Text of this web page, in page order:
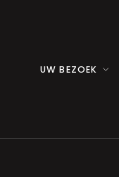
UW BEZOEK